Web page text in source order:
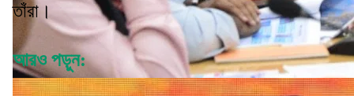
তাঁরা।
আরও পড়ুন: